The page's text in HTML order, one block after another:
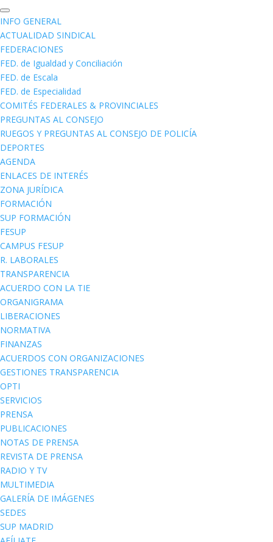
INFO GENERAL
ACTUALIDAD SINDICAL
FEDERACIONES
FED. de Igualdad y Conciliación
FED. de Escala
FED. de Especialidad
COMITÉS FEDERALES & PROVINCIALES
PREGUNTAS AL CONSEJO
RUEGOS Y PREGUNTAS AL CONSEJO DE POLICÍA
DEPORTES
AGENDA
ENLACES DE INTERÉS
ZONA JURÍDICA
FORMACIÓN
SUP FORMACIÓN
FESUP
CAMPUS FESUP
R. LABORALES
TRANSPARENCIA
ACUERDO CON LA TIE
ORGANIGRAMA
LIBERACIONES
NORMATIVA
FINANZAS
ACUERDOS CON ORGANIZACIONES
GESTIONES TRANSPARENCIA
OPTI
SERVICIOS
PRENSA
PUBLICACIONES
NOTAS DE PRENSA
REVISTA DE PRENSA
RADIO Y TV
MULTIMEDIA
GALERÍA DE IMÁGENES
SEDES
SUP MADRID